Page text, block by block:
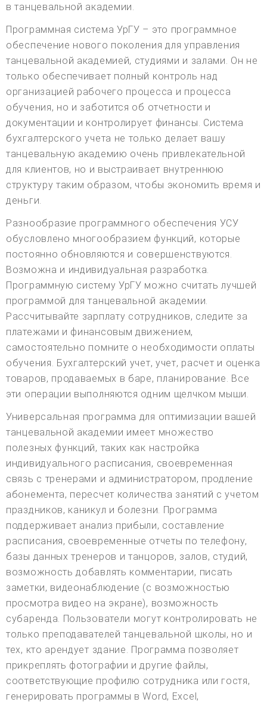
в танцевальной академии.
Программная система УрГУ – это программное
обеспечение нового поколения для управления
танцевальной академией, студиями и залами. Он не
только обеспечивает полный контроль над
организацией рабочего процесса и процесса
обучения, но и заботится об отчетности и
документации и контролирует финансы. Система
бухгалтерского учета не только делает вашу
танцевальную академию очень привлекательной
для клиентов, но и выстраивает внутреннюю
структуру таким образом, чтобы экономить время и
деньги.
Разнообразие программного обеспечения УСУ
обусловлено многообразием функций, которые
постоянно обновляются и совершенствуются.
Возможна и индивидуальная разработка.
Программную систему УрГУ можно считать лучшей
программой для танцевальной академии.
Рассчитывайте зарплату сотрудников, следите за
платежами и финансовым движением,
самостоятельно помните о необходимости оплаты
обучения. Бухгалтерский учет, учет, расчет и оценка
товаров, продаваемых в баре, планирование. Все
эти операции выполняются одним щелчком мыши.
Универсальная программа для оптимизации вашей
танцевальной академии имеет множество
полезных функций, таких как настройка
индивидуального расписания, своевременная
связь с тренерами и администратором, продление
абонемента, пересчет количества занятий с учетом
праздников, каникул и болезни. Программа
поддерживает анализ прибыли, составление
расписания, своевременные отчеты по телефону,
базы данных тренеров и танцоров, залов, студий,
возможность добавлять комментарии, писать
заметки, видеонаблюдение (с возможностью
просмотра видео на экране), возможность
субаренда. Пользователи могут контролировать не
только преподавателей танцевальной школы, но и
тех, кто арендует здание. Программа позволяет
прикреплять фотографии и другие файлы,
соответствующие профилю сотрудника или гостя,
генерировать программы в Word, Excel,